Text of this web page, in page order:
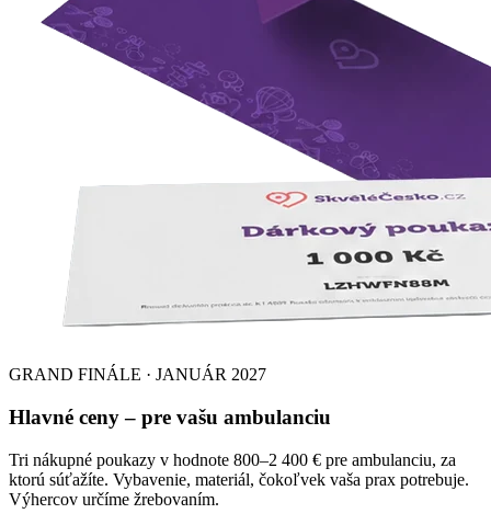
GRAND FINÁLE · JANUÁR 2027
Hlavné ceny – pre vašu ambulanciu
Tri nákupné poukazy v hodnote 800–2 400 € pre ambulanciu, za
ktorú súťažíte. Vybavenie, materiál, čokoľvek vaša prax potrebuje.
Výhercov určíme žrebovaním.